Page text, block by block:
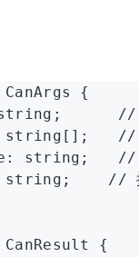
CanArgs
{
; //
string []; //
: string ; //
string ; //
CanResult
{